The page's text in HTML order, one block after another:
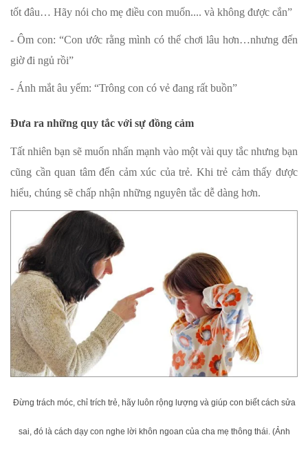
tốt đâu… Hãy nói cho mẹ điều con muốn.... và không được cắn”
- Ôm con: “Con ước rằng mình có thể chơi lâu hơn…nhưng đến
giờ đi ngủ rồi”
- Ánh mắt âu yếm: “Trông con có vẻ đang rất buồn”
Đưa ra những quy tắc với sự đồng cảm
Tất nhiên bạn sẽ muốn nhấn mạnh vào một vài quy tắc nhưng bạn
cũng cần quan tâm đến cảm xúc của trẻ. Khi trẻ cảm thấy được
hiểu, chúng sẽ chấp nhận những nguyên tắc dễ dàng hơn.
Đừng trách móc, chỉ trích trẻ, hãy luôn rộng lượng và giúp con biết cách sửa
sai, đó là cách dạy con nghe lời khôn ngoan của cha mẹ thông thái. (Ảnh